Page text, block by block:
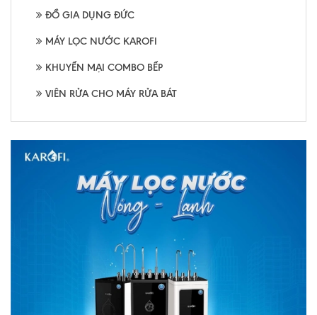
ĐỒ GIA DỤNG ĐỨC
MÁY LỌC NƯỚC KAROFI
KHUYẾN MẠI COMBO BẾP
VIÊN RỬA CHO MÁY RỬA BÁT